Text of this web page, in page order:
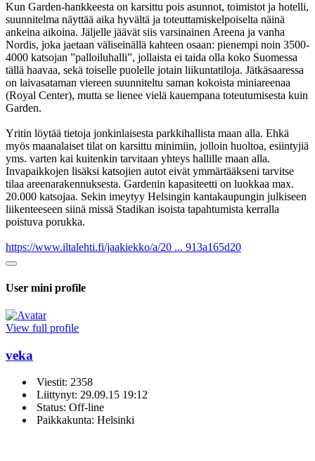
Kun Garden-hankkeesta on karsittu pois asunnot, toimistot ja hotelli,
suunnitelma näyttää aika hyvältä ja toteuttamiskelpoiselta näinä
ankeina aikoina. Jäljelle jäävät siis varsinainen Areena ja vanha
Nordis, joka jaetaan väliseinällä kahteen osaan: pienempi noin 3500-
4000 katsojan ”palloiluhalli”, jollaista ei taida olla koko Suomessa
tällä haavaa, sekä toiselle puolelle jotain liikuntatiloja. Jätkäsaaressa
on laivasataman viereen suunniteltu saman kokoista miniareenaa
(Royal Center), mutta se lienee vielä kauempana toteutumisesta kuin
Garden.
Yritin löytää tietoja jonkinlaisesta parkkihallista maan alla. Ehkä
myös maanalaiset tilat on karsittu minimiin, jolloin huoltoa, esiintyjiä
yms. varten kai kuitenkin tarvitaan yhteys hallille maan alla.
Invapaikkojen lisäksi katsojien autot eivät ymmärtääkseni tarvitse
tilaa areenarakennuksesta. Gardenin kapasiteetti on luokkaa max.
20.000 katsojaa. Sekin imeytyy Helsingin kantakaupungin julkiseen
liikenteeseen siinä missä Stadikan isoista tapahtumista kerralla
poistuva porukka.
https://www.iltalehti.fi/jaakiekko/a/20 ... 913a165d20
User mini profile
View full profile
veka
Viestit: 2358
Liittynyt: 29.09.15 19:12
Status: Off-line
Paikkakunta: Helsinki